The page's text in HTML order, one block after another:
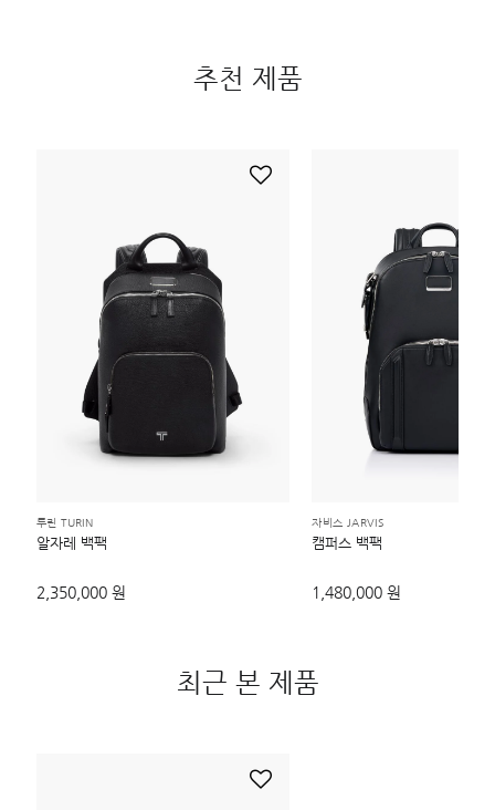
추천 제품
투린 TURIN
알자레 백팩
2,350,000 원
자비스 JARVIS
캠퍼스 백팩
1,480,000 원
최근 본 제품